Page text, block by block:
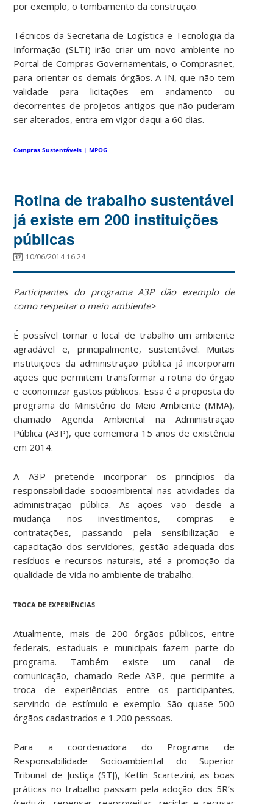
por exemplo, o tombamento da construção.
Técnicos da Secretaria de Logística e Tecnologia da
Informação (SLTI) irão criar um novo ambiente no
Portal de Compras Governamentais, o Comprasnet,
para orientar os demais órgãos. A IN, que não tem
validade para licitações em andamento ou
decorrentes de projetos antigos que não puderam
ser alterados, entra em vigor daqui a 60 dias.
Compras Sustentáveis | MPOG
Rotina de trabalho sustentável
já existe em 200 instituições
públicas
10/06/2014 16:24
Participantes do programa A3P dão exemplo de
como respeitar o meio ambiente>
É possível tornar o local de trabalho um ambiente
agradável e, principalmente, sustentável. Muitas
instituições da administração pública já incorporam
ações que permitem transformar a rotina do órgão
e economizar gastos públicos. Essa é a proposta do
programa do Ministério do Meio Ambiente (MMA),
chamado Agenda Ambiental na Administração
Pública (A3P), que comemora 15 anos de existência
em 2014.
A A3P pretende incorporar os princípios da
responsabilidade socioambiental nas atividades da
administração pública. As ações vão desde a
mudança nos investimentos, compras e
contratações, passando pela sensibilização e
capacitação dos servidores, gestão adequada dos
resíduos e recursos naturais, até a promoção da
qualidade de vida no ambiente de trabalho.
TROCA DE EXPERIÊNCIAS
Atualmente, mais de 200 órgãos públicos, entre
federais, estaduais e municipais fazem parte do
programa. Também existe um canal de
comunicação, chamado Rede A3P, que permite a
troca de experiências entre os participantes,
servindo de estímulo e exemplo. São quase 500
órgãos cadastrados e 1.200 pessoas.
Para a coordenadora do Programa de
Responsabilidade Socioambiental do Superior
Tribunal de Justiça (STJ), Ketlin Scartezini, as boas
práticas no trabalho passam pela adoção dos 5R’s